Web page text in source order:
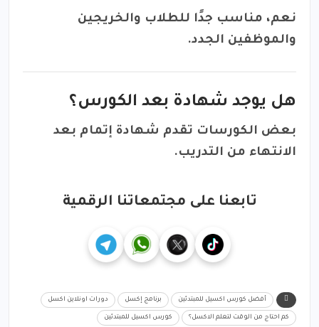
نعم، مناسب جدًا للطلاب والخريجين
والموظفين الجدد.
هل يوجد شهادة بعد الكورس؟
بعض الكورسات تقدم شهادة إتمام بعد
الانتهاء من التدريب.
تابعنا على مجتمعاتنا الرقمية
أفضل كورس اكسيل للمبتدئين برنامج إكسل دورات اونلاين اكسل
كم احتاج من الوقت لتعلم الاكسل؟ كورس اكسيل للمبتدئين